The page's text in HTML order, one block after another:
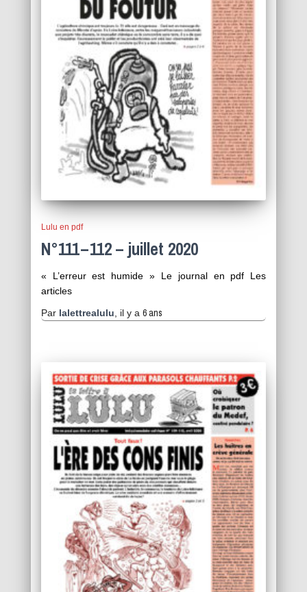
Lulu en pdf
N°111 – 112 – juillet 2020
« L’erreur est humide » Le journal en pdf Les
articles
Par lalettrealulu , il y a 6 ans